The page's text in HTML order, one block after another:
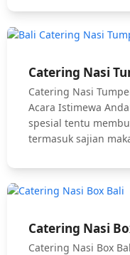
Catering Nasi
Catering Nasi
Acara Istimewa
spesial tentu
termasuk sajian
Catering Nasi
Catering Nasi Box